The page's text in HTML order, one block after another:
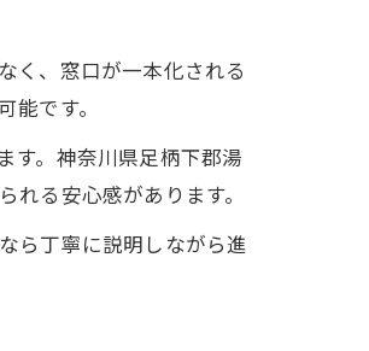
く、窓口が一本化される
です。
す。神奈川県足柄下郡湯
る安心感があります。
ら丁寧に説明しながら進